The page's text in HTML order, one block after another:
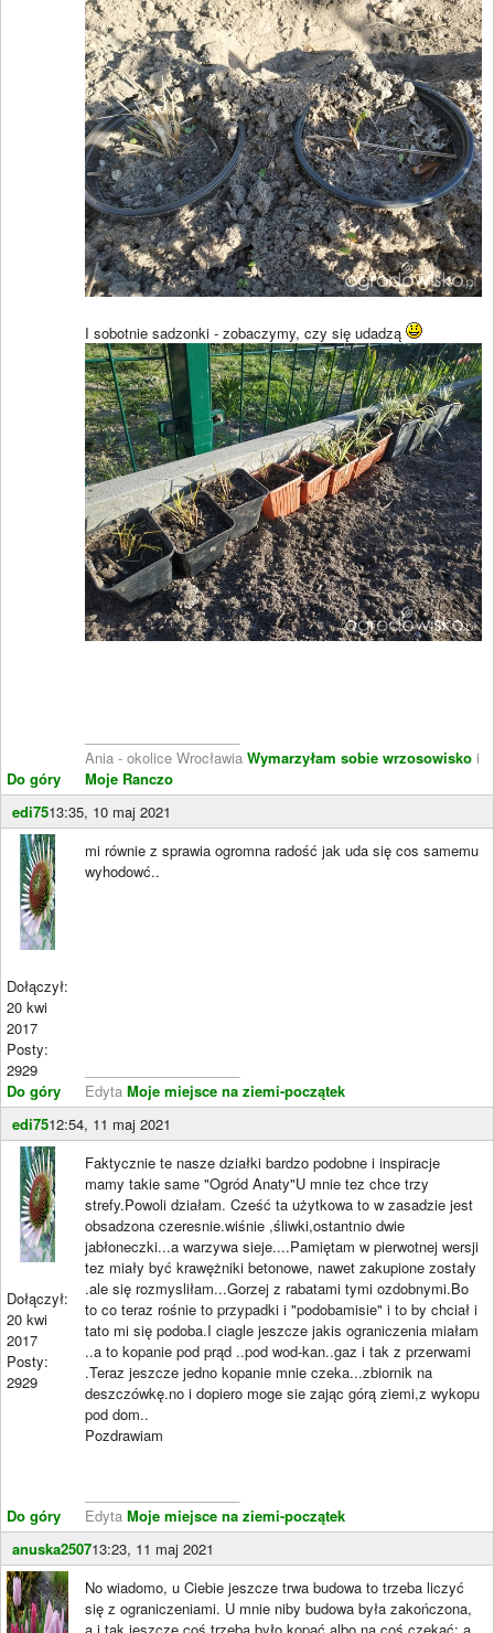
Do góry
I sobotnie sadzonki - zobaczymy, czy się udadzą
Ania - okolice Wrocławia Wymarzyłam sobie wrzosowisko i
Moje Ranczo
edi7513:35, 10 maj 2021
Dołączył:
20 kwi
2017
Posty:
2929
Do góry
mi równie z sprawia ogromna radość jak uda się cos samemu
wyhodowć..
Edyta Moje miejsce na ziemi-początek
edi7512:54, 11 maj 2021
Dołączył:
20 kwi
2017
Posty:
2929
Do góry
Faktycznie te nasze działki bardzo podobne i inspiracje
mamy takie same "Ogród Anaty"U mnie tez chce trzy
strefy.Powoli działam. Cześć ta użytkowa to w zasadzie jest
obsadzona czeresnie.wiśnie ,śliwki,ostantnio dwie
jabłoneczki...a warzywa sieje....Pamiętam w pierwotnej wersji
tez miały być krawężniki betonowe, nawet zakupione zostały
.ale się rozmysliłam...Gorzej z rabatami tymi ozdobnymi.Bo
to co teraz rośnie to przypadki i "podobamisie" i to by chciał i
tato mi się podoba.I ciagle jeszcze jakis ograniczenia miałam
..a to kopanie pod prąd ..pod wod-kan..gaz i tak z przerwami
.Teraz jeszcze jedno kopanie mnie czeka...zbiornik na
deszczówkę.no i dopiero moge sie zając górą ziemi,z wykopu
pod dom..
Pozdrawiam
Edyta Moje miejsce na ziemi-początek
anuska250713:23, 11 maj 2021
No wiadomo, u Ciebie jeszcze trwa budowa to trzeba liczyć
się z ograniczeniami. U mnie niby budowa była zakończona,